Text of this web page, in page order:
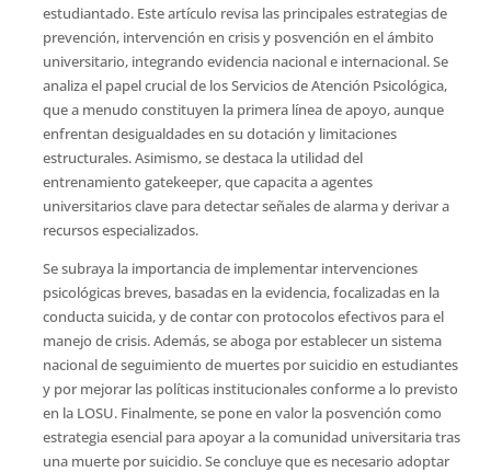
estudiantado. Este artículo revisa las principales estrategias de
prevención, intervención en crisis y posvención en el ámbito
universitario, integrando evidencia nacional e internacional. Se
analiza el papel crucial de los Servicios de Atención Psicológica,
que a menudo constituyen la primera línea de apoyo, aunque
enfrentan desigualdades en su dotación y limitaciones
estructurales. Asimismo, se destaca la utilidad del
entrenamiento gatekeeper, que capacita a agentes
universitarios clave para detectar señales de alarma y derivar a
recursos especializados.
Se subraya la importancia de implementar intervenciones
psicológicas breves, basadas en la evidencia, focalizadas en la
conducta suicida, y de contar con protocolos efectivos para el
manejo de crisis. Además, se aboga por establecer un sistema
nacional de seguimiento de muertes por suicidio en estudiantes
y por mejorar las políticas institucionales conforme a lo previsto
en la LOSU. Finalmente, se pone en valor la posvención como
estrategia esencial para apoyar a la comunidad universitaria tras
una muerte por suicidio. Se concluye que es necesario adoptar